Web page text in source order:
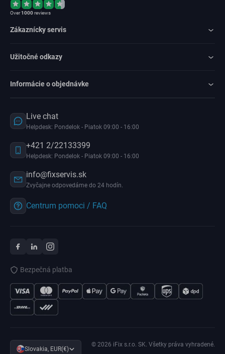
Over1000reviews
Zákaznícky servis
Užitočné odkazy
Informácie o objednávke
Live chat
Helpdesk: Pondelok - Piatok 09:00 - 16:00
+421 2/22133399
Helpdesk: Pondelok - Piatok 09:00 - 16:00
info@fixservis.sk
Zvyčajne odpovedáme do 24 hodín.
Centrum pomoci / FAQ
Bezpečná platba
Slovakia, EUR(€)
© 2026 iFix s.r.o. SK. Všetky práva vyhradené.